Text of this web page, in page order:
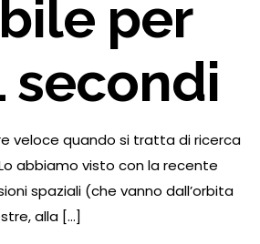
per
secondi
veloce quando si tratta di ricerca
abbiamo visto con la recente
spaziali (che vanno dall’orbita
alla[…]